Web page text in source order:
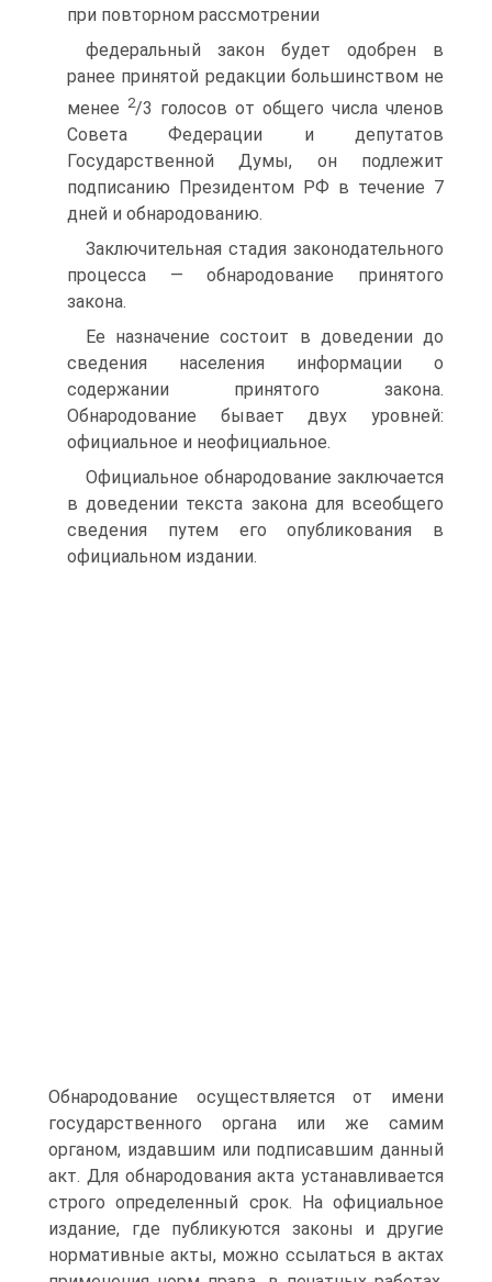
при повторном рассмотрении
федеральный закон будет одобрен в
ранее принятой редакции большинством не
менее 2/3 голосов от общего числа членов
Совета Федерации и депутатов
Государственной Думы, он подлежит
подписанию Президентом РФ в течение 7
дней и обнародованию.
Заключительная стадия законодательного
процесса — обнародование принятого
закона.
Ее назначение состоит в доведении до
сведения населения информации о
содержании принятого закона.
Обнародование бывает двух уровней:
официальное и неофициальное.
Официальное обнародование заключается
в доведении текста закона для всеобщего
сведения путем его опубликования в
официальном издании.
Обнародование осуществляется от имени
государственного органа или же самим
органом, издавшим или подписавшим данный
акт. Для обнародования акта устанавливается
строго определенный срок. На официальное
издание, где публикуются законы и другие
нормативные акты, можно ссылаться в актах